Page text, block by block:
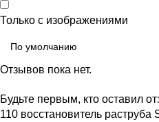
Только с изображениями
Отзывов пока нет.
Будьте первым, кто оставил
110 восстановитель